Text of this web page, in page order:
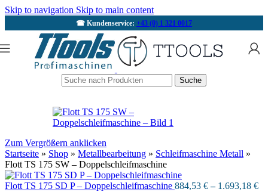
Skip to navigation Skip to main content
☎ Kundenservice: +43 (0) 1 321 0017
Suche
Zum Vergrößern anklicken
Startseite » Shop » Metallbearbeitung » Schleifmaschine Metall »
Flott TS 175 SW – Doppelschleifmaschine
Flott TS 175 SD P – Doppelschleifmaschine 884,53 €– 1.693,18 €